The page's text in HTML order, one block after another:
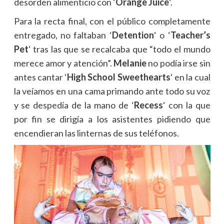
Para la recta final, con el público completamente
entregado, no faltaban ‘Detention‘ o ‘Teacher’s
Pet‘ tras las que se recalcaba que “todo el mundo
merece amor y atención”. Melanieno podía irse sin
antes cantar‘High School Sweethearts‘ en la cual
la veíamos en una cama primando ante todo su voz
y se despedía de la mano de ‘Recess‘ con la que
por fin se dirigía a los asistentes pidiendo que
encendieran las linternas de sus teléfonos.